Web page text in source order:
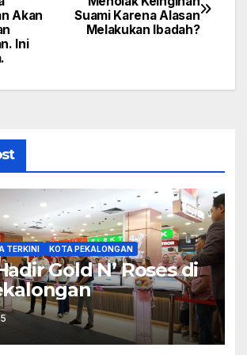
Suami Karena Alasan
Melakukan Ibadah?
Akan
Ini
TERKINI KOTA PEKALONGAN
Gold N’ Roses di